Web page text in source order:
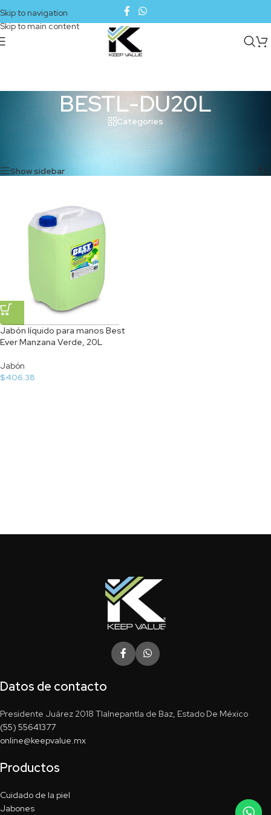
Skip to navigation
Skip to main content
BESTL-DU20L
Categories
Productos etiquetados “BESTL-DU20L”
Show sidebar
Jabón líquido para manos Best
Ever Manzana Verde, 20L
Jabón
$406.38
Datos de contacto
Presidente Juárez 2018 Tlalnepantla de Baz, Estado De México
(55) 55641377
online@keepvalue.mx
Productos
Cuidado de la piel
Jabones